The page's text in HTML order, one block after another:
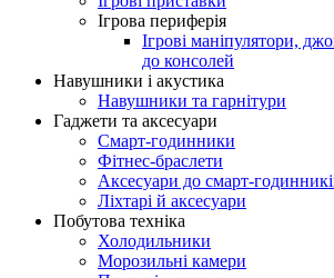
Ігрова периферія
Ігрові маніпулятори,
до консолей
Навушники і акустика
Навушники та гарнітури
Гаджети та аксесуари
Смарт-годинники
Фітнес-браслети
Аксесуари до смарт-
Ліхтарі й аксесуари
Побутова техніка
Холодильники
Морозильні камери